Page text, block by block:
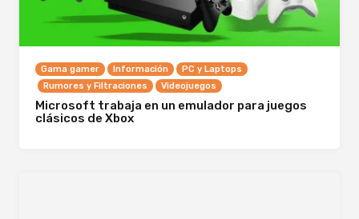
Gama gamer Información
PC y Laptops
Rumores y Filtraciones
Videojuegos
Microsoft trabaja en un emulador para juegos
clásicos de Xbox